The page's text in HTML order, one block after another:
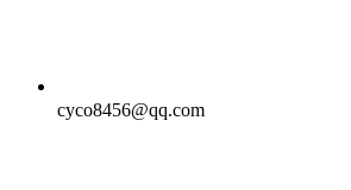
cyco8456@qq.com